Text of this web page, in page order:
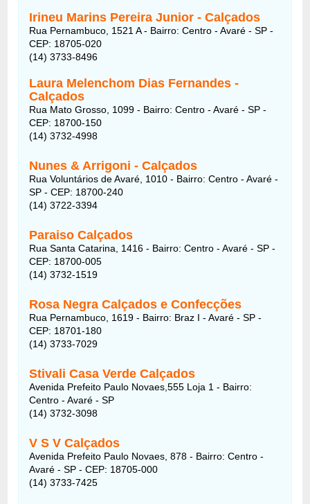
Irineu Marins Pereira Junior - Calçados
Rua Pernambuco, 1521 A- Bairro: Centro - Avaré - SP -
CEP: 18705-020
(14) 3733-8496
Laura Melenchom Dias Fernandes -
Calçados
Rua Mato Grosso, 1099- Bairro: Centro - Avaré - SP -
CEP: 18700-150
(14) 3732-4998
Nunes & Arrigoni - Calçados
Rua Voluntários de Avaré, 1010- Bairro: Centro - Avaré -
SP - CEP: 18700-240
(14) 3722-3394
Paraiso Calçados
Rua Santa Catarina, 1416- Bairro: Centro - Avaré - SP -
CEP: 18700-005
(14) 3732-1519
Rosa Negra Calçados e Confecções
Rua Pernambuco, 1619- Bairro: Braz I - Avaré - SP -
CEP: 18701-180
(14) 3733-7029
Stivali Casa Verde Calçados
Avenida Prefeito Paulo Novaes,555 Loja 1- Bairro:
Centro - Avaré - SP
(14) 3732-3098
V S V Calçados
Avenida Prefeito Paulo Novaes, 878- Bairro: Centro -
Avaré - SP - CEP: 18705-000
(14) 3733-7425